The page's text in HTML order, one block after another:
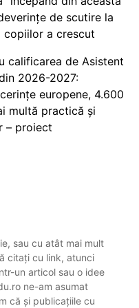
de scutire la
copiilor a crescut
calificarea de Asistent
2026-2027:
europene, 4.600
multă practică și
– proiect
sau cu atât mai mult
citați cu link, atunci
un articol sau o idee
ne-am asumat
că și publicațiile cu